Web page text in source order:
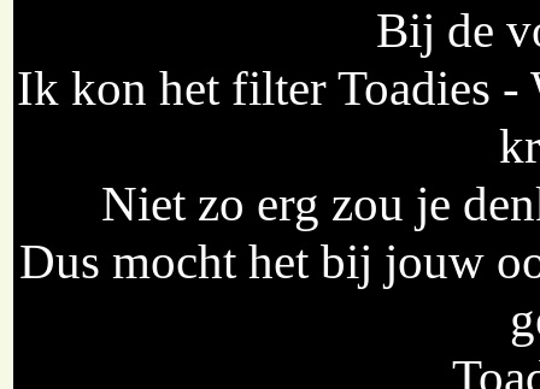
Bij de
Ik kon het filter Toadies
Niet zo erg zou je
Dus mocht het bij jouw